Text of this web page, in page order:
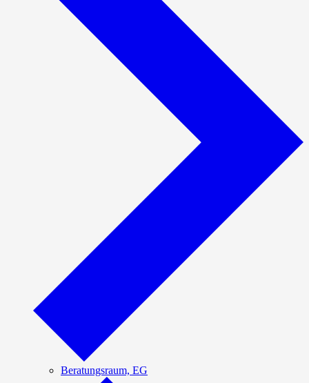
Beratungsraum, EG